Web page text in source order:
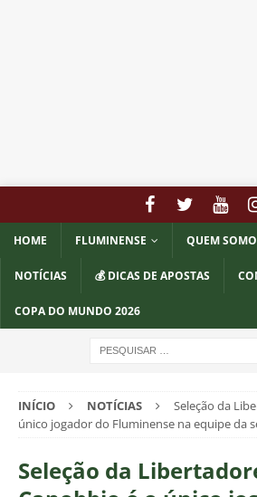
HOME FLUMINENSE QUEM
NOTÍCIAS 💰 DICAS DE APOSTAS
COPA DO MUNDO 2026
INÍCIO NOTÍCIAS
Seleção da
único jogador do Fluminense na equipe da
Seleção da